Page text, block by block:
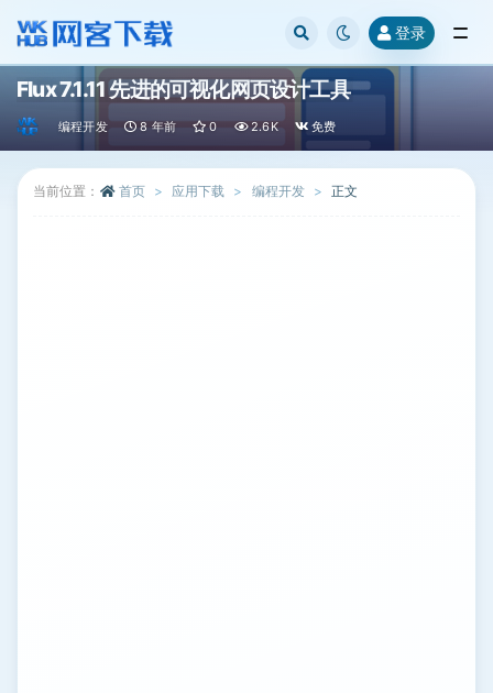
登录
Flux 7.1.11 先进的可视化网页设计工具
编程开发 8 年前 0 2.6K 免费
当前位置： 首页 应用下载 编程开发 正文
全部